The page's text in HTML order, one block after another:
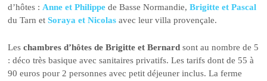
d’hôtes : Anne et Philippe de Basse Normandie,Brigitte et Pascal
du Tarn etSoraya et Nicolas avec leur villa provençale.
Leschambres d’hôtes de Brigitte et Bernard sont au nombre de 5
: déco très basique avec sanitaires privatifs. Les tarifs dont de 55 à
90 euros pour 2 personnes avec petit déjeuner inclus. La ferme